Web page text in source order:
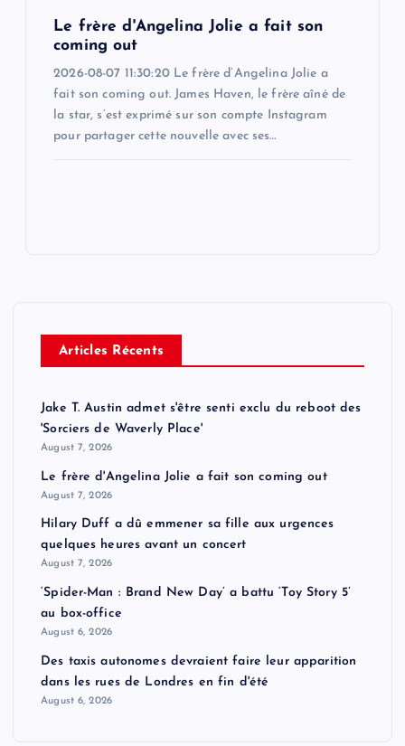
Le frère d'Angelina Jolie a fait son
coming out
2026-08-07 11:30:20 Le frère d’Angelina Jolie a
fait son coming out. James Haven, le frère aîné de
la star, s’est exprimé sur son compte Instagram
pour partager cette nouvelle avec ses…
Articles Récents
Jake T. Austin admet s'être senti exclu du reboot des
'Sorciers de Waverly Place'
August 7, 2026
Le frère d'Angelina Jolie a fait son coming out
August 7, 2026
Hilary Duff a dû emmener sa fille aux urgences
quelques heures avant un concert
August 7, 2026
‘Spider-Man : Brand New Day’ a battu ‘Toy Story 5’
au box-office
August 6, 2026
Des taxis autonomes devraient faire leur apparition
dans les rues de Londres en fin d'été
August 6, 2026